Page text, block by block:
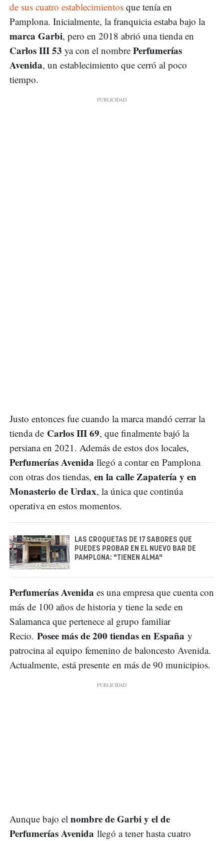
de sus cuatro establecimientos que tenía en
Pamplona. Inicialmente, la franquicia estaba bajo la
marca Garbi, pero en 2018 abrió una tienda en
Carlos III 53 ya con el nombre Perfumerías
Avenida, un establecimiento que cerró al poco
tiempo.
Justo entonces fue cuando la marca mandó cerrar la
tienda de Carlos III 69, que finalmente bajó la
persiana en 2021. Además de estos dos locales,
PerfumeríasAvenida llegó a contar en Pamplona
con otras dos tiendas, en la calle Zapatería y en
Monasterio de Urdax, la única que continúa
operativa en estos momentos.
LAS CROQUETAS DE 17 SABORES QUE
PUEDES PROBAR EN EL NUEVO BAR DE
PAMPLONA: "TIENEN ALMA"
Perfumerías Avenida es una empresa que cuenta con
más de 100 años de historia y tiene la sede en
Salamanca que pertenece al grupo familiar
Recio. Posee más de 200 tiendas en España y
patrocina al equipo femenino de baloncesto Avenida.
Actualmente, está presente en más de 90 municipios.
Aunque bajo el nombre de Garbi y el de
Perfumerías Avenida llegó a tener hasta cuatro